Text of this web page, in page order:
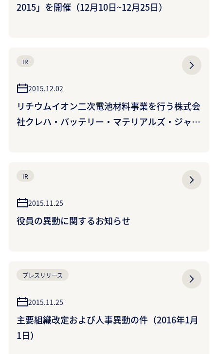
2015」を開催（12月10日~12月25日）
IR
2015.12.02
リチウムイオン二次電池材料事業を行う株式会
社クレハ・バッテリー・マテリアルズ・ジャパ
IR
2015.11.25
役員の異動に関するお知らせ
プレスリリース
2015.11.25
主要組織改定および人事異動の件（2016年1月
1日）